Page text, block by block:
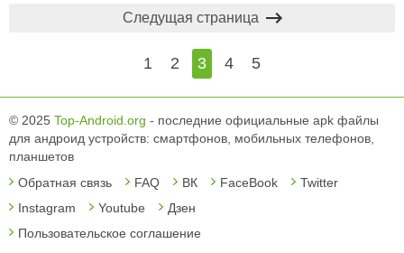
1 2 3 4 5
Следущая страница
© 2025 Top-Android.org - последние официальные apk файлы
для андроид устройств: смартфонов, мобильных телефонов,
планшетов
Обратная связь
FAQ ВК FaceBook
Twitter
Instagram
Youtube
Дзен
Пользовательское соглашение